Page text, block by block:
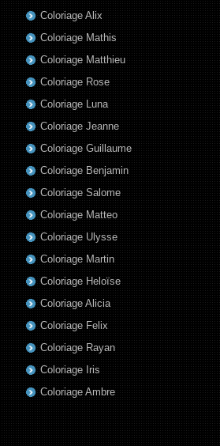
Coloriage Alix
Coloriage Mathis
Coloriage Matthieu
Coloriage Rose
Coloriage Luna
Coloriage Jeanne
Coloriage Guillaume
Coloriage Benjamin
Coloriage Salome
Coloriage Matteo
Coloriage Ulysse
Coloriage Martin
Coloriage Heloïse
Coloriage Alicia
Coloriage Felix
Coloriage Rayan
Coloriage Iris
Coloriage Ambre